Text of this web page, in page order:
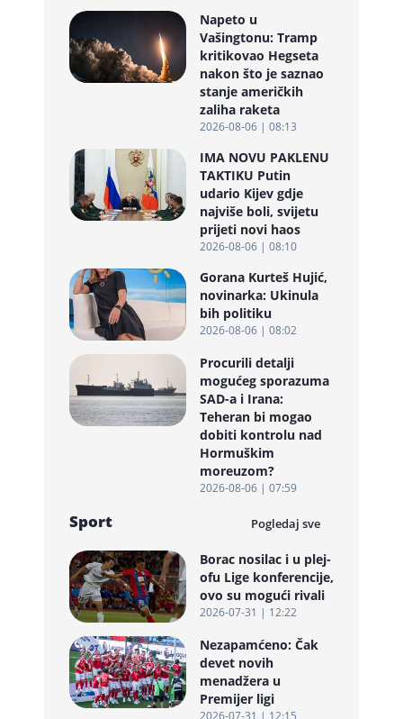
Napeto u
Vašingtonu: Tramp
kritikovao Hegseta
nakon što je saznao
stanje američkih
zaliha raketa
2026-08-06 | 08:13
IMA NOVU PAKLENU
TAKTIKU Putin
udario Kijev gdje
najviše boli, svijetu
prijeti novi haos
2026-08-06 | 08:10
Gorana Kurteš Hujić,
novinarka: Ukinula
bih politiku
2026-08-06 | 08:02
Procurili detalji
mogućeg sporazuma
SAD-a i Irana:
Teheran bi mogao
dobiti kontrolu nad
Hormuškim
moreuzom?
2026-08-06 | 07:59
Sport Pogledaj sve
Borac nosilac i u plej-
ofu Lige konferencije,
ovo su mogući rivali
2026-07-31 | 12:22
Nezapamćeno: Čak
devet novih
menadžera u
Premijer ligi
2026-07-31 | 12:15